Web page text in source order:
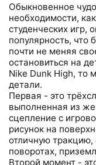
Обыкновенное
необходимости,
студенческих игр,
популярность, что
почти не меняя
остановиться на
Nike Dunk High, то
детали.
Первая - это
выполненная из
сцепление с
рисунок на
отличную тракцию,
поворотах,
Второй момент -